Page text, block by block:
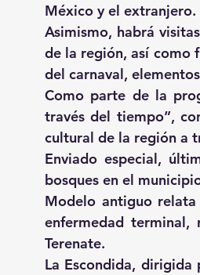
México y el extranjero.
Asimismo, habrá
de la región, así como
del carnaval,
Como parte de la
través del tiempo”,
cultural de la región a
Enviado especial,
bosques en el
Modelo antiguo relata
enfermedad terminal,
Terenate.
La Escondida, dirigida